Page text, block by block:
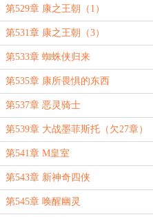
第529章 康之王朝（1）
第531章 康之王朝（3）
第533章 蜘蛛侠归来
第535章 康所畏惧的东西
第537章 恶灵骑士
第539章 大战墨菲斯托（欠27章）
第541章 M皇室
第543章 新神奇四侠
第545章 唤醒幽灵